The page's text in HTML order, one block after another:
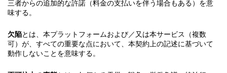
三者からの追加的な許諾（料金の支払いを伴う場合もある）を意
味する。
欠陥とは、本プラットフォームおよび／又は本サービス（複数
可）が、すべての重要な点において、本契約上の記述に基づいて
動作しないことを意味する。